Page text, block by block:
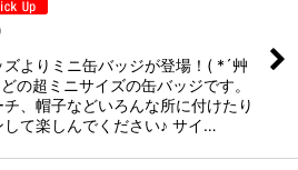
よりミニ缶バッジが登場！( *´艸
の超ミニサイズの缶バッジです。
、帽子などいろんな所に付けたり
して楽しんでください♪ サイ…